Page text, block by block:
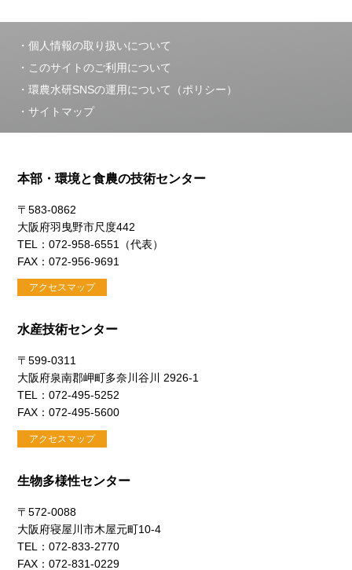
個人情報の取り扱いについて
このサイトのご利用について
環農水研SNSの運用について（ポリシー）
サイトマップ
本部・環境と食農の技術センター
〒583-0862
大阪府羽曳野市尺度442
TEL：072-958-6551（代表）
FAX：072-956-9691
アクセスマップ
水産技術センター
〒599-0311
大阪府泉南郡岬町多奈川谷川 2926-1
TEL：072-495-5252
FAX：072-495-5600
アクセスマップ
生物多様性センター
〒572-0088
大阪府寝屋川市木屋元町10-4
TEL：072-833-2770
FAX：072-831-0229